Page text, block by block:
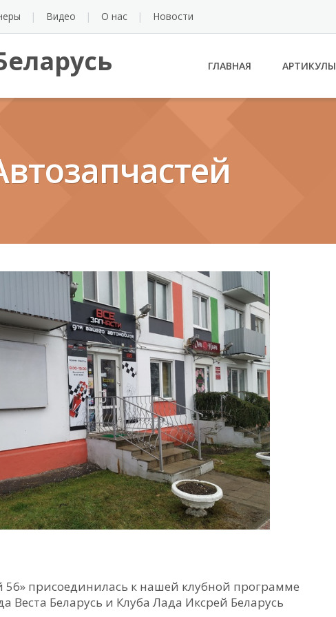
Видео О нас Новости
ГЛАВНАЯ АРТИКУЛЫ
56» присоединилась к нашей клубной программе
Веста Беларусь и Клуба Лада Иксрей Беларусь